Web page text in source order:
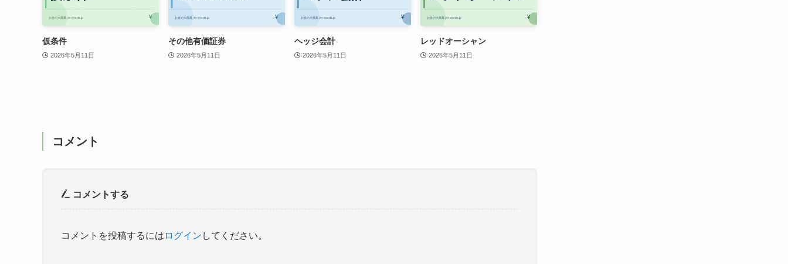
仮条件
2026年5月11日
その他有価証券
2026年5月11日
ヘッジ会計
2026年5月11日
レッドオーシャン
2026年5月11日
コメント
コメントする
コメントを投稿するには ログイン してください。